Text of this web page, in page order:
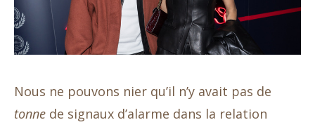
Nous ne pouvons nier qu’il n’y avait pas de
tonne de signaux d’alarme dans la relation